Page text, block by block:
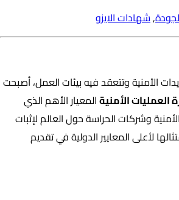
,شهادات الايزو
الأمنية وتتعقد فيه بيئات العمل، أصبحت
المعيار الأهم الذي
وشركات الحراسة حول العالم لإثبات
لأعلى المعايير الدولية في تقديم